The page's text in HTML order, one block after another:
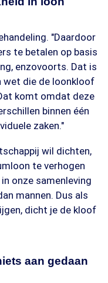
"Daardoor
te betalen op basis
enzovoorts. Dat is
wet die de loonkloof
komt omdat deze
binnen één
zaken."
wil dichten,
te verhogen
onze samenleving
mannen. Dus als
dicht je de kloof
aan gedaan